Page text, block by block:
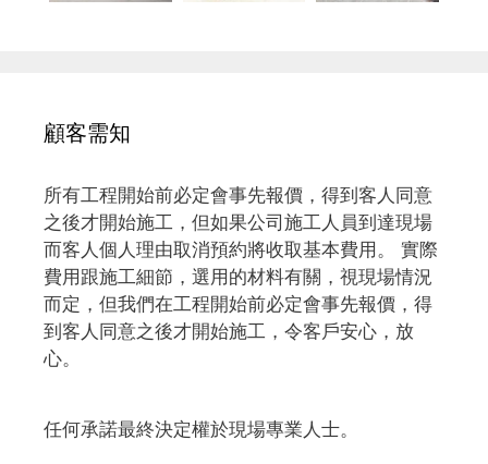
顧客需知
所有工程開始前必定會事先報價，得到客人同意
之後才開始施工，但如果公司施工人員到達現場
而客人個人理由取消預約將收取基本費用。 實際
費用跟施工細節，選用的材料有關，視現場情況
而定，但我們在工程開始前必定會事先報價，得
到客人同意之後才開始施工，令客戶安心，放
心。
任何承諾最終決定權於現場專業人士。